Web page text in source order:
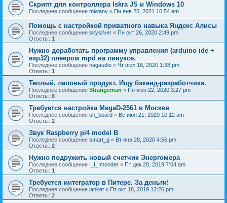
Скрипт для контроллера Iskra JS и Windows 10
Последнее сообщение miwany « Пн янв 25, 2021 10:54 am
Помощь с настройкой приватного навыка Яндекс Алисы
Последнее сообщение skysilver « Пн окт 26, 2020 2:49 pm
Ответы: 1
Нужно доработать программу управления (arduino ide +
esp32) плеером mpd на линуксе.
Последнее сообщение nagaudio « Чт июл 16, 2020 1:38 pm
Ответы: 1
Теплый, лаповый продукт. Ищу бэкенд-разработчика.
Последнее сообщение Strangeman « Пн июн 22, 2020 3:27 pm
Ответы: 8
Требуется настройка MegaD-2561 в Москве
Последнее сообщение on_board « Вс июн 21, 2020 10:12 am
Ответы: 2
Звук Raspberry pi4 model B
Последнее сообщение smart_g « Вт янв 28, 2020 4:56 pm
Ответы: 2
Нужно подружить новый счетчик Энергомера
Последнее сообщение I_I_Imonder « Пт дек 20, 2019 7:04 am
Ответы: 1
Требуется интегратор в Питере. За деньги!
Последнее сообщение lanket « Пт окт 18, 2019 12:26 pm
Ответы: 2